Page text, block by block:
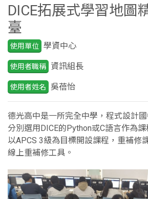
DICE拓展式學習地圖
臺
使用單位 學資中心
使用者職稱 資訊組長
使用者姓名 吳蓓怡
德光高中是一所完全中學，程式設計
分別選用DICE的Python或C語言作為
以APCS 3級為目標開設課程，重補修
線上重補修工具。